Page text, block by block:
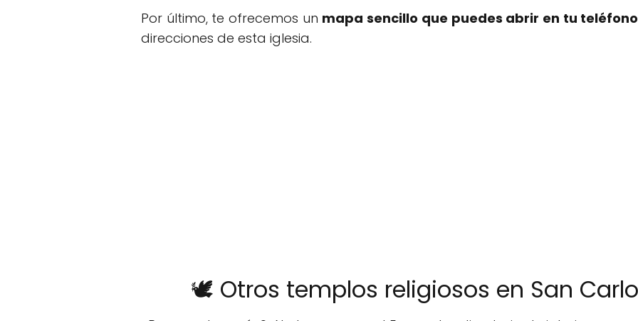
Por último, te ofrecemos un mapa sencillo que puedes abrir en tu
direcciones de esta iglesia.
🕊️ Otros templos religiosos en San